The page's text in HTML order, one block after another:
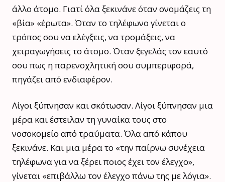
άλλο άτομο. Γιατί όλα ξεκινάνε όταν ονομάζεις τη
«βία» «έρωτα». Όταν το τηλέφωνο γίνεται ο
τρόπος σου να ελέγξεις, να τρομάξεις, να
χειραγωγήσεις το άτομο. Όταν ξεγελάς τον εαυτό
σου πως η παρενοχλητική σου συμπεριφορά,
πηγάζει από ενδιαφέρον.
Λίγοι ξύπνησαν και σκότωσαν. Λίγοι ξύπνησαν μια
μέρα και έστειλαν τη γυναίκα τους στο
νοσοκομείο από τραύματα. Όλα από κάπου
ξεκινάνε. Και μια μέρα το «την παίρνω συνέχεια
τηλέφωνα για να ξέρει ποιος έχει τον έλεγχο»,
γίνεται «επιβάλλω τον έλεγχο πάνω της με λόγια».